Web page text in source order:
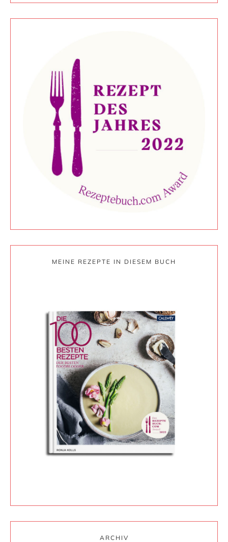
MEINE REZEPTE IN DIESEM BUCH
ARCHIV